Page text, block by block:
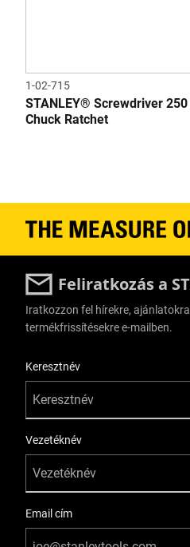
1-02-715
STANLEY® Screwdriver
Chuck Ratchet
Feliratkozás a
Iratkozzon fel hírekre,
termékfrissítésekre e-mailben.
Keresztnév
Vezetéknév
Email cím